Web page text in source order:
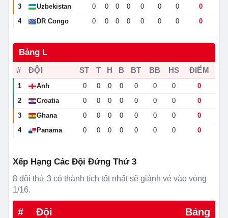
3
🇺🇿Uzbekistan 0 0 0 0 0 0 0
0
4
🇨🇩 DR Congo 0 0 0 0 0 0 0 0
Bảng L
# ĐỘI ST T H B BT BB HS ĐIỂM
1 🏴󠁧󠁢󠁥󠁮󠁧󠁿Anh 0 0 0 0 0 0 0
0
2
🇭🇷Croatia 0 0 0 0 0 0 0
0
3
🇬🇭Ghana 0 0 0 0 0 0 0
0
4
🇵🇦 Panama 0 0 0 0 0 0 0 0
Xếp Hạng Các Đội Đứng Thứ 3
8 đội thứ 3 có thành tích tốt nhất sẽ giành vé vào vòng
1/16.
# Đội Bảng